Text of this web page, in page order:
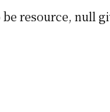
resource, null